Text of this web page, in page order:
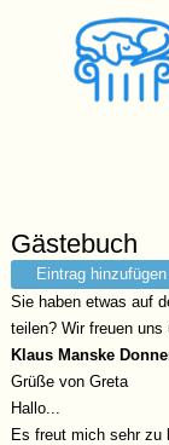
Gästebuch
Eintrag hinzufügen
Sie haben etwas auf
teilen? Wir freuen
Klaus Manske
Grüße von Greta
Hallo...
Es freut mich sehr